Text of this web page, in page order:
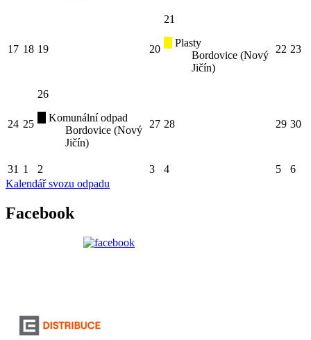
17 18 19 20
21
Plasty
Bordovice (Nový
Jičín)
22 23
24 25
26
Komunální odpad
Bordovice (Nový
Jičín)
27 28 29 30
31 1 2 3 4 5
6
Kalendář svozu odpadu
Facebook